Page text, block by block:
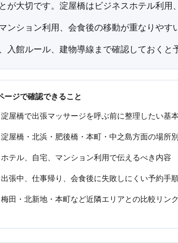
が大切です。淀屋橋はビジネスホテル利用
ンション利用、会食後の移動が重なりやす
入館ルール、建物導線まで確認しておくと
ージで確認できること
淀屋橋で出張マッサージを呼ぶ前に整理したい基
淀屋橋・北浜・肥後橋・本町・中之島方面の場所
ホテル、自宅、マンション利用で伝えるべき内容
出張中、仕事帰り、会食後に失敗しにくい予約手
梅田・北新地・本町など近隣エリアとの比較リンク